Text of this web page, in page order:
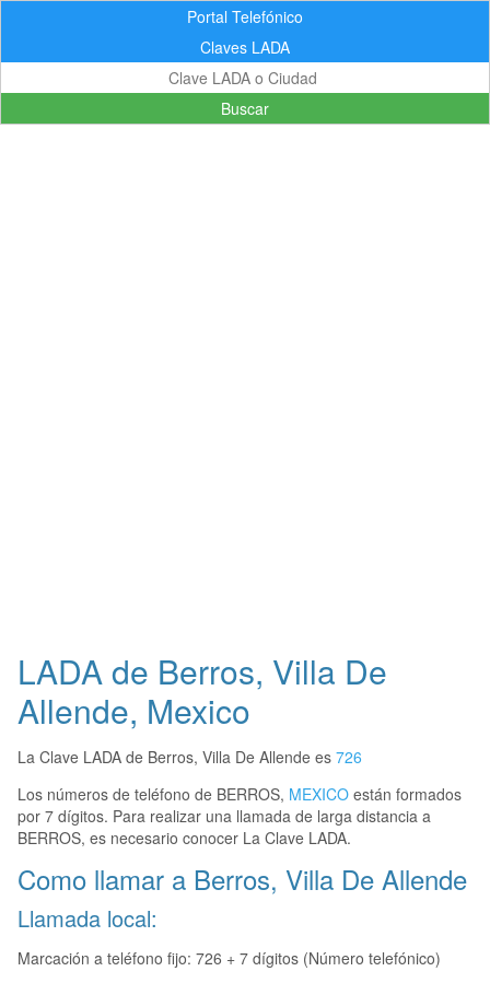
Portal Telefónico
Claves LADA
Buscar
LADA de Berros, Villa De
Allende, Mexico
La Clave LADA de Berros, Villa De Allende es 726
Los números de teléfono de BERROS, MEXICO están formados
por 7 dígitos. Para realizar una llamada de larga distancia a
BERROS, es necesario conocer La Clave LADA.
Como llamar a Berros, Villa De Allende
Llamada local:
Marcación a teléfono fijo: 726 + 7 dígitos (Número telefónico)